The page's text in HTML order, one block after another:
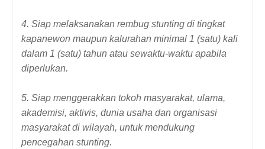
4. Siap melaksanakan rembug stunting di tingkat
kapanewon maupun kalurahan minimal 1 (satu) kali
dalam 1 (satu) tahun atau sewaktu-waktu apabila
diperlukan.
5. Siap menggerakkan tokoh masyarakat, ulama,
akademisi, aktivis, dunia usaha dan organisasi
masyarakat di wilayah, untuk mendukung
pencegahan stunting.